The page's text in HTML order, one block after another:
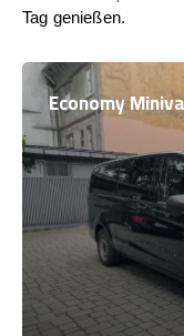
Tag genießen.
Economy